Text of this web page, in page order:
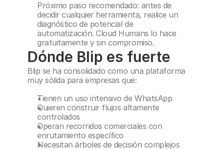
Próximo paso recomendado: antes de
decidir cualquier herramienta, realice un
diagnóstico de potencial de
automatización. Cloud Humans lo hace
gratuitamente y sin compromiso.
Dónde Blip es fuerte
Blip se ha consolidado como una plataforma
muy sólida para empresas que:
Tienen un uso intensivo de WhatsApp
Quieren construir flujos altamente
controlados
Operan recorridos comerciales con
enrutamiento específico
Necesitan árboles de decisión complejos